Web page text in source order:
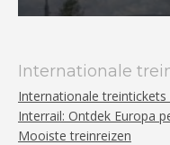
Internationale
Internationale treintickets
Interrail: Ontdek Europa
Mooiste treinreizen